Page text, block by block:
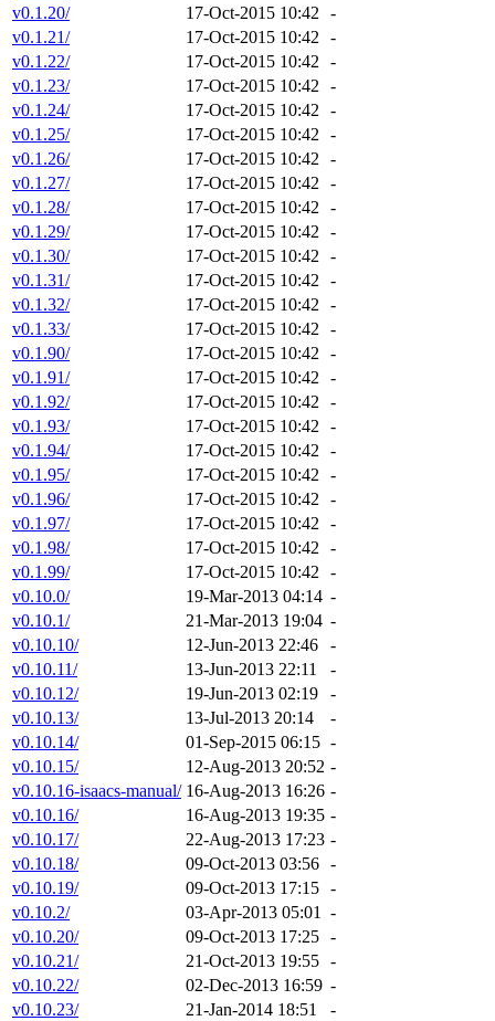
v0.1.20/
17-Oct-2015 10:42
-
v0.1.21/
17-Oct-2015 10:42
-
v0.1.22/
17-Oct-2015 10:42
-
v0.1.23/
17-Oct-2015 10:42
-
v0.1.24/
17-Oct-2015 10:42
-
v0.1.25/
17-Oct-2015 10:42
-
v0.1.26/
17-Oct-2015 10:42
-
v0.1.27/
17-Oct-2015 10:42
-
v0.1.28/
17-Oct-2015 10:42
-
v0.1.29/
17-Oct-2015 10:42
-
v0.1.30/
17-Oct-2015 10:42
-
v0.1.31/
17-Oct-2015 10:42
-
v0.1.32/
17-Oct-2015 10:42
-
v0.1.33/
17-Oct-2015 10:42
-
v0.1.90/
17-Oct-2015 10:42
-
v0.1.91/
17-Oct-2015 10:42
-
v0.1.92/
17-Oct-2015 10:42
-
v0.1.93/
17-Oct-2015 10:42
-
v0.1.94/
17-Oct-2015 10:42
-
v0.1.95/
17-Oct-2015 10:42
-
v0.1.96/
17-Oct-2015 10:42
-
v0.1.97/
17-Oct-2015 10:42
-
v0.1.98/
17-Oct-2015 10:42
-
v0.1.99/
17-Oct-2015 10:42
-
v0.10.0/
19-Mar-2013 04:14 -
v0.10.1/
21-Mar-2013 19:04 -
v0.10.10/
12-Jun-2013 22:46
-
v0.10.11/
13-Jun-2013 22:11
-
v0.10.12/
19-Jun-2013 02:19
-
v0.10.13/
13-Jul-2013 20:14
-
v0.10.14/
01-Sep-2015 06:15 -
v0.10.15/
12-Aug-2013 20:52 -
v0.10.16-isaacs-manual/ 16-Aug-2013 16:26 -
v0.10.16/
16-Aug-2013 19:35 -
v0.10.17/
22-Aug-2013 17:23 -
v0.10.18/
09-Oct-2013 03:56 -
v0.10.19/
09-Oct-2013 17:15 -
v0.10.2/
03-Apr-2013 05:01
-
v0.10.20/
09-Oct-2013 17:25 -
v0.10.21/
21-Oct-2013 19:55 -
v0.10.22/
02-Dec-2013 16:59 -
v0.10.23/
21-Jan-2014 18:51
-